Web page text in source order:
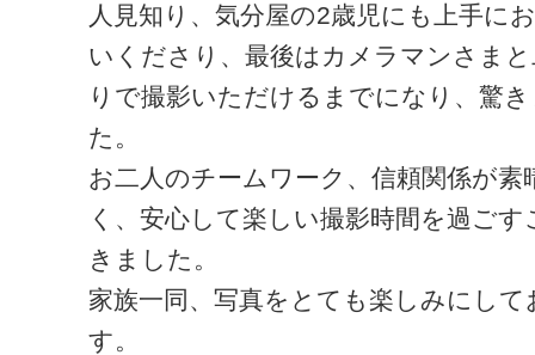
人見知り、気分屋の2歳児にも上手に
いくださり、最後はカメラマンさま
りで撮影いただけるまでになり、驚
た。
お二人のチームワーク、信頼関係が素
く、安心して楽しい撮影時間を過ごす
きました。
家族一同、写真をとても楽しみにして
す。